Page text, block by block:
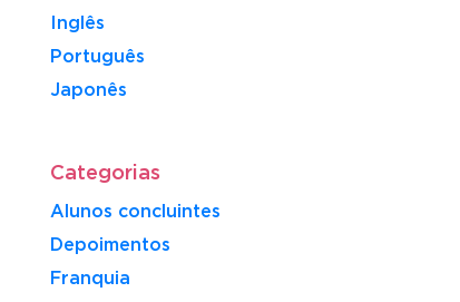
Inglês
Português
​Japonês
Categorias
Alunos concluintes
Depoimentos
Franquia